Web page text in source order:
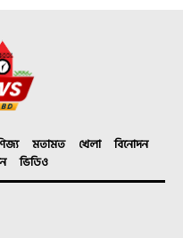
মতামত খেলা
বিনোদন
ভিডিও